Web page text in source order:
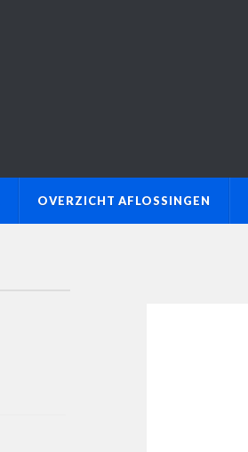
OVERZICHT AFLOSSINGEN